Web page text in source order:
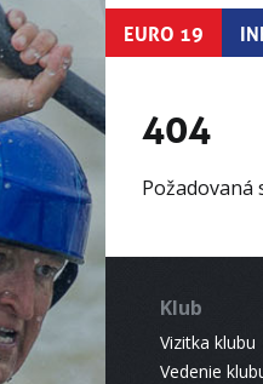
EURO 19
404
Požadovaná
Klub
Vizitka klubu
Vedenie